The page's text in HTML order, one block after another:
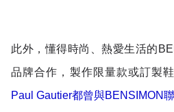
此外，懂得時尚、熱愛生活的
品牌合作，製作限量款或訂製鞋
Paul Gautier都曾與BENSIMON